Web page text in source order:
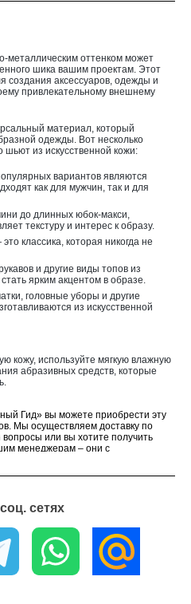
металлическим оттенком может
шика вашим проектам. Этот
создания аксессуаров, одежды и
привлекательному внешнему
материал, который
одежды. Вот несколько
из искусственной кожи:
вариантов являются
как для мужчин, так и для
до длинных юбок-макси,
текстуру и интерес к образу.
классика, которая никогда не
и другие виды топов из
ярким акцентом в образе.
головные уборы и другие
из искусственной
кожу, используйте мягкую влажную
абразивных средств, которые
Гид» вы можете приобрести эту
Мы осуществляем доставку по
вопросы или вы хотите получить
менеджерам – они с
сетях